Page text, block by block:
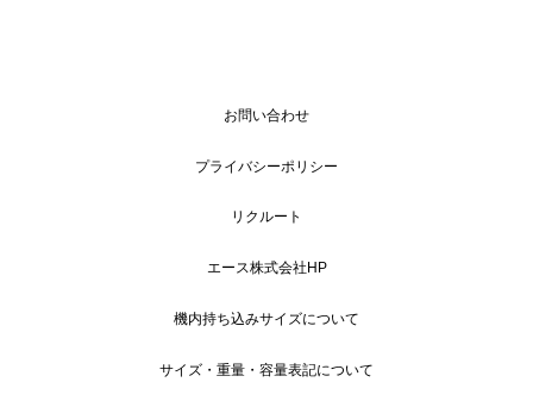
お問い合わせ
プライバシーポリシー
リクルート
エース株式会社HP
機内持ち込みサイズについて
サイズ・重量・容量表記について